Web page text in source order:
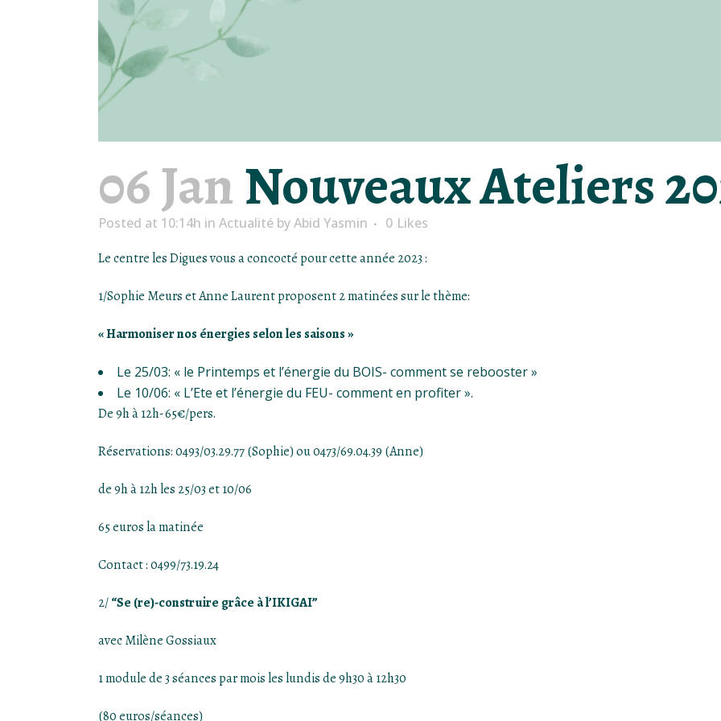
06 JanNouveaux Ateliers
Posted at 10:14h in Actualité byAbid Yasmin 0 Likes
Le centre les Digues vous a concocté pour cette année 2023 :
1/Sophie Meurs et Anne Laurent proposent 2 matinées sur le thème:
« Harmoniser nos énergies selon les saisons »
Le 25/03: « le Printemps et l’énergie du BOIS- comment se rebooster »
Le 10/06: « L’Ete et l’énergie du FEU- comment en profiter ».
De 9h à 12h- 65€/pers.
Réservations: 0493/03.29.77 (Sophie) ou 0473/69.04.39 (Anne)
de 9h à 12h les 25/03 et 10/06
65 euros la matinée
Contact : 0499/73.19.24
2/“Se (re)-construire grâce à l’IKIGAI”
avec Milène Gossiaux
1 module de 3 séances par mois les lundis de 9h30 à 12h30
(80 euros/séances)